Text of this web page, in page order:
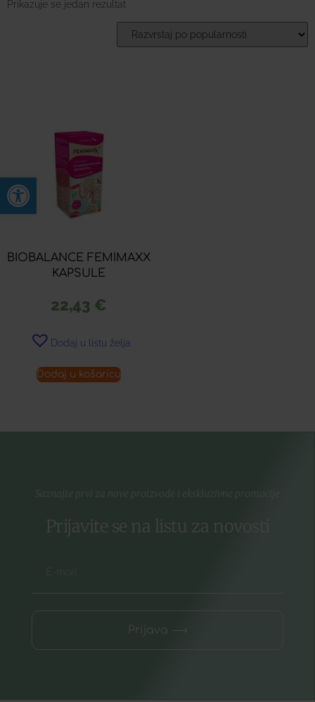
Prikazuje se jedan rezultat
BIOBALANCE FEMIMAXX
KAPSULE
22,43 €
Dodaj u listu želja
Dodaj u košaricu
Saznajte prvi za nove proizvode i ekskluzivne promocije
Prijavite se na listu za novosti
Prijava ⟶
Open toolbar